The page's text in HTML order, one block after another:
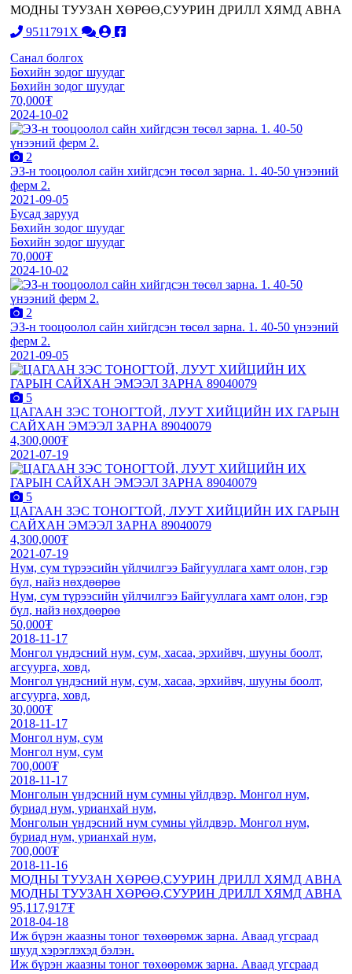
МОДНЫ ТУУЗАН ХӨРӨӨ,СУУРИН ДРИЛЛ ХЯМД АВНА
9511791X
Санал болгох
Бөхийн зодог шуудаг
Бөхийн зодог шуудаг
70,000₮
2024-10-02
2
ЭЗ-н тооцоолол сайн хийгдсэн төсөл зарна. 1. 40-50 үнээний
ферм 2.
2021-09-05
Бусад зарууд
Бөхийн зодог шуудаг
Бөхийн зодог шуудаг
70,000₮
2024-10-02
2
ЭЗ-н тооцоолол сайн хийгдсэн төсөл зарна. 1. 40-50 үнээний
ферм 2.
2021-09-05
5
ЦАГААН ЗЭС ТОНОГТОЙ, ЛУУТ ХИЙЦИЙН ИХ ГАРЫН
САЙХАН ЭМЭЭЛ ЗАРНА 89040079
4,300,000₮
2021-07-19
5
ЦАГААН ЗЭС ТОНОГТОЙ, ЛУУТ ХИЙЦИЙН ИХ ГАРЫН
САЙХАН ЭМЭЭЛ ЗАРНА 89040079
4,300,000₮
2021-07-19
Нум, сум түрээсийн үйлчилгээ Байгууллага хамт олон, гэр
бүл, найз нөхдөөрөө
Нум, сум түрээсийн үйлчилгээ Байгууллага хамт олон, гэр
бүл, найз нөхдөөрөө
50,000₮
2018-11-17
Монгол үндэсний нум, сум, хасаа, эрхийвч, шууны боолт,
агсуурга, ховд,
Монгол үндэсний нум, сум, хасаа, эрхийвч, шууны боолт,
агсуурга, ховд,
30,000₮
2018-11-17
Монгол нум, сум
Монгол нум, сум
700,000₮
2018-11-17
Монголын үндэсний нум сумны үйлдвэр. Монгол нум,
буриад нум, урианхай нум,
Монголын үндэсний нум сумны үйлдвэр. Монгол нум,
буриад нум, урианхай нум,
700,000₮
2018-11-16
МОДНЫ ТУУЗАН ХӨРӨӨ,СУУРИН ДРИЛЛ ХЯМД АВНА
МОДНЫ ТУУЗАН ХӨРӨӨ,СУУРИН ДРИЛЛ ХЯМД АВНА
95,117,917₮
2018-04-18
Иж бүрэн жаазны тоног төхөөрөмж зарна. Аваад угсраад
шууд хэрэглэхэд бэлэн.
Иж бүрэн жаазны тоног төхөөрөмж зарна. Аваад угсраад